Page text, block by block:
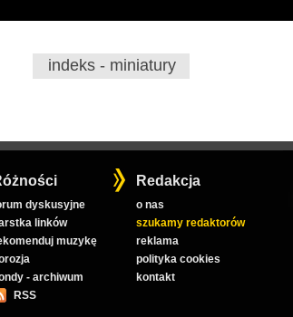
indeks - miniatury
dyskusyjne
linków
muzykę
- archiwum
RSS
Redakcja
o nas
szukamy redaktorów
reklama
polityka cookies
kontakt